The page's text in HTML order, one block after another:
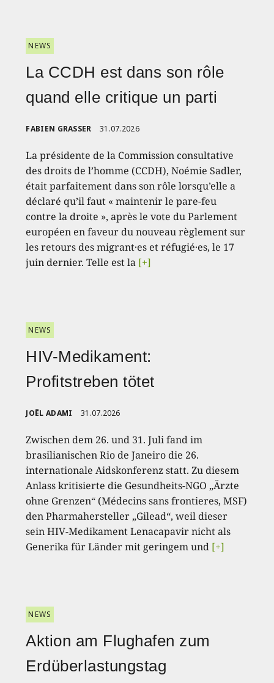
NEWS
La CCDH est dans son rôle
quand elle critique un parti
FABIEN GRASSER 31.07.2026
La présidente de la Commission consultative
des droits de l’homme (CCDH), Noémie Sadler,
était parfaitement dans son rôle lorsqu’elle a
déclaré qu’il faut « maintenir le pare-feu
contre la droite », après le vote du Parlement
européen en faveur du nouveau règlement sur
les retours des migrant·es et réfugié·es, le 17
juin dernier. Telle est la [+]
NEWS
HIV-Medikament:
Profitstreben tötet
JOËL ADAMI 31.07.2026
Zwischen dem 26. und 31. Juli fand im
brasilianischen Rio de Janeiro die 26.
internationale Aidskonferenz statt. Zu diesem
Anlass kritisierte die Gesundheits-NGO „Ärzte
ohne Grenzen“ (Médecins sans frontieres, MSF)
den Pharmahersteller „Gilead“, weil dieser
sein HIV-Medikament Lenacapavir nicht als
Generika für Länder mit geringem und [+]
NEWS
Aktion am Flughafen zum
Erdüberlastungstag